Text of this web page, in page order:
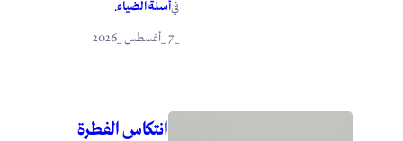
فيأسنة الضياء.
انتكاس الفطرة